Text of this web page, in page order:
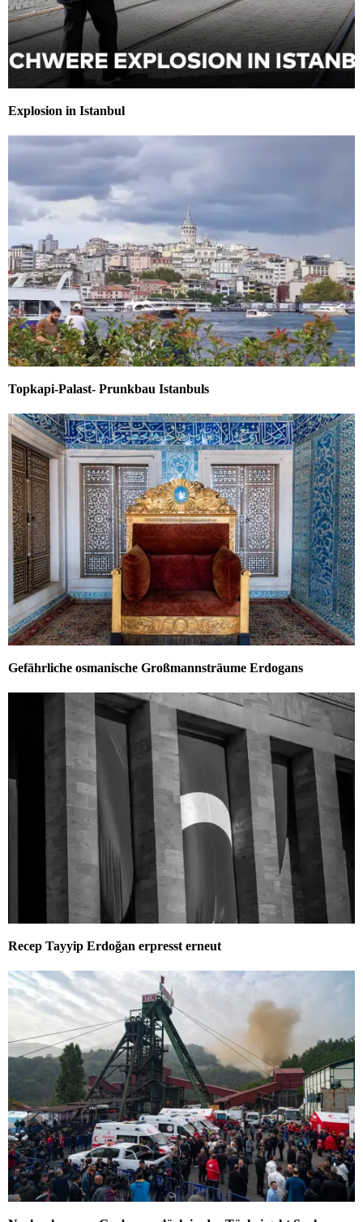
Explosion in Istanbul
Topkapi-Palast- Prunkbau Istanbuls
Gefährliche osmanische Großmannsträume Erdogans
Recep Tayyip Erdoğan erpresst erneut